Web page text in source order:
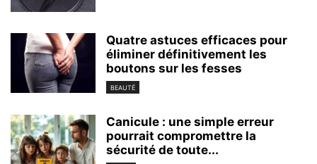
Quatre astuces efficaces pour
éliminer définitivement les
boutons sur les fesses
BEAUTÉ
Canicule : une simple erreur
pourrait compromettre la
sécurité de toute...